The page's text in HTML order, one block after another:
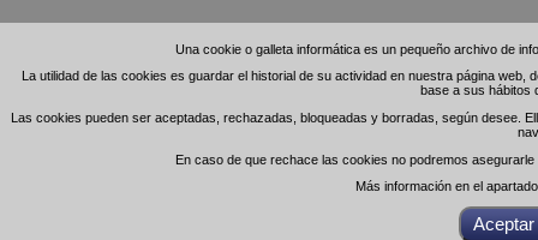
Una cookie o galleta informática es un pequeño archivo de
La utilidad de las cookies es guardar el historial de su actividad en nuestra página
base a sus hábitos
Las cookies pueden ser aceptadas, rechazadas, bloqueadas y borradas, según desee.
En caso de que rechace las cookies no podremos
Más información en el
Una cookie o galleta informática es un pequeño archivo de
La utilidad de las cookies es guardar el historial de su actividad en nuestra página
base a sus hábitos
Las cookies pueden ser aceptadas, rechazadas, bloqueadas y borradas, según desee.
En caso de que rechace las cookies no podremos
Más información en el